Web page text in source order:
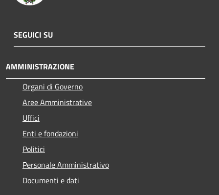
SEGUICI SU
AMMINISTRAZIONE
Organi di Governo
Aree Amministrative
Uffici
Enti e fondazioni
Politici
Personale Amministrativo
Documenti e dati